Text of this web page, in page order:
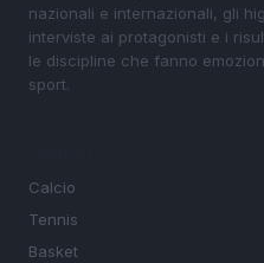
nazionali e internazionali, gli
interviste ai protagonisti e i
le discipline che fanno
sport.
Calcio
Tennis
Basket